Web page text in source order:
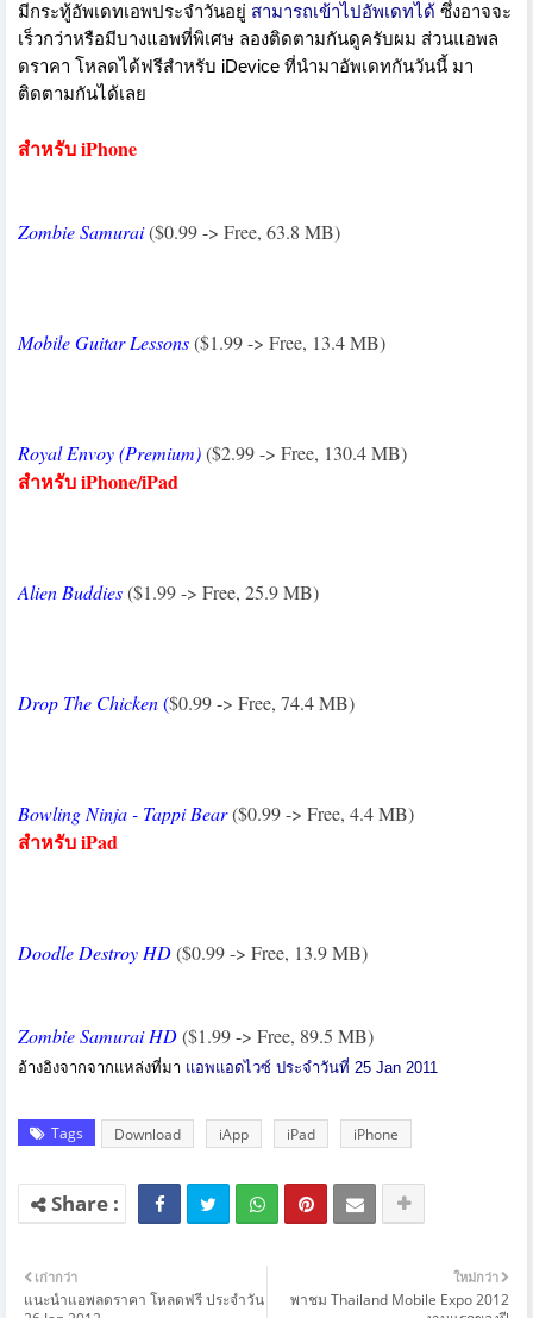
มีกระทู้อัพเดทเอพประจำวันอยู่ สามารถเข้าไปอัพเดทได้ ซึ่งอาจจะ
เร็วกว่าหรือมีบางแอพที่พิเศษ ลองติดตามกันดูครับผม ส่วนแอพล
ดราคา โหลดได้ฟรีสำหรับ iDevice ที่นำมาอัพเดทกันวันนี้ มา
ติดตามกันได้เลย
สำหรับ iPhone
Zombie Samurai($0.99 -> Free, 63.8 MB)
Mobile Guitar Lessons($1.99 -> Free, 13.4 MB)
Royal Envoy (Premium)($2.99 -> Free, 130.4 MB)
สำหรับ iPhone/iPad
Alien Buddies($1.99 -> Free, 25.9 MB)
Drop The Chicken($0.99 -> Free, 74.4 MB)
Bowling Ninja - Tappi Bear($0.99 -> Free, 4.4 MB)
สำหรับ iPad
Doodle Destroy HD($0.99 -> Free, 13.9 MB)
Zombie Samurai HD($1.99 -> Free, 89.5 MB)
อ้างอิงจากจากแหล่งที่มา แอพแอดไวซ์ ประจำวันที่ 25 Jan 2011
Tags Download iApp iPad iPhone
ใหม่กว่า
พาชม Thailand Mobile Expo 2012
เก่ากว่า
แนะนำแอพลดราคา โหลดฟรี ประจำวัน